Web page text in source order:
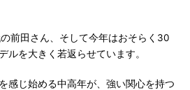
前田さん、そして今年はおそらく30
ルを大きく若返らせています。
感じ始める中高年が、強い関心を持つ